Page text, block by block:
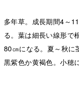
多年草。成長期間4～
る。葉は細長い線形で
80㎝になる。夏～秋に
黒紫色か黄褐色。小穂